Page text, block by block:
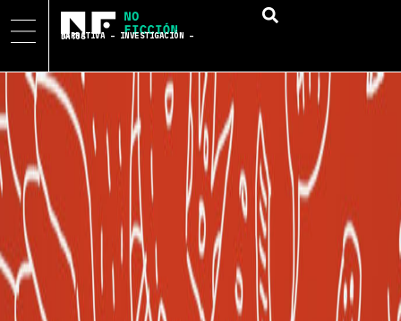
NARRATIVA – INVESTIGACIÓN – DATOS